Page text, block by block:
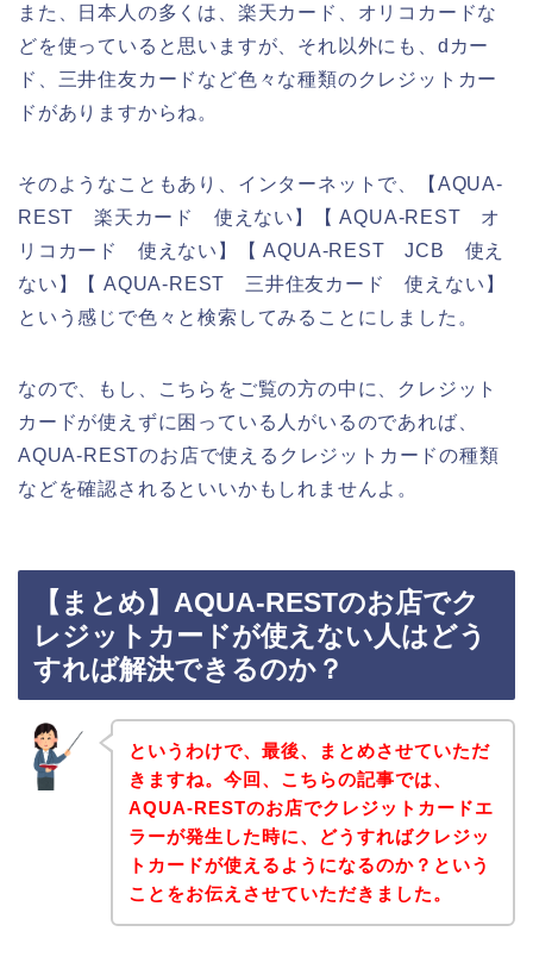
また、日本人の多くは、楽天カード、オリコカードな
どを使っていると思いますが、それ以外にも、dカー
ド、三井住友カードなど色々な種類のクレジットカー
ドがありますからね。
そのようなこともあり、インターネットで、【AQUA-
REST 楽天カード 使えない】【 AQUA-REST オ
リコカード 使えない】【 AQUA-REST JCB 使え
ない】【 AQUA-REST 三井住友カード 使えない】
という感じで色々と検索してみることにしました。
なので、もし、こちらをご覧の方の中に、クレジット
カードが使えずに困っている人がいるのであれば、
AQUA-RESTのお店で使えるクレジットカードの種類
などを確認されるといいかもしれませんよ。
【まとめ】AQUA-RESTのお店でク
レジットカードが使えない人はどう
すれば解決できるのか？
というわけで、最後、まとめさせていただ
きますね。今回、こちらの記事では、
AQUA-RESTのお店でクレジットカードエ
ラーが発生した時に、どうすればクレジッ
トカードが使えるようになるのか？という
ことをお伝えさせていただきました。